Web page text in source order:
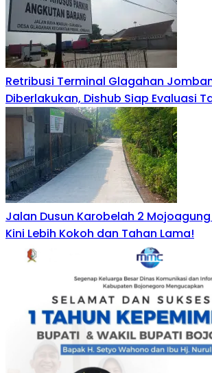
Retribusi Terminal Glagahan
Diberlakukan, Dishub Siap Evaluasi
Jalan Dusun Karobelah 2 Mojoagung
Kini Lebih Kokoh dan Tahan Lama!